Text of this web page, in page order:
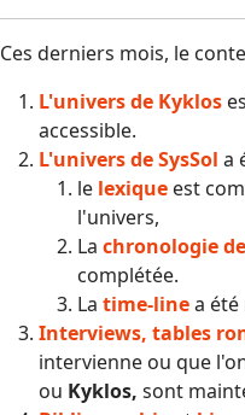
Ces derniers mois, le
L'univers de Kyklos
accessible.
L'univers de SysSol a
le lexique est
l'univers,
La chronologie
complétée.
La time-linea été
Interviews, tables
intervienne ou que
ou Kyklos, sont